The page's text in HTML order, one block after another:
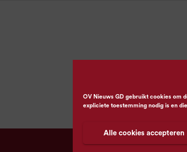
OV Nieuws GD gebruikt cookies om
expliciete toestemming nodig is en
Alle cookies accepteren
© OV Nieuws GD -Privacyverklaring